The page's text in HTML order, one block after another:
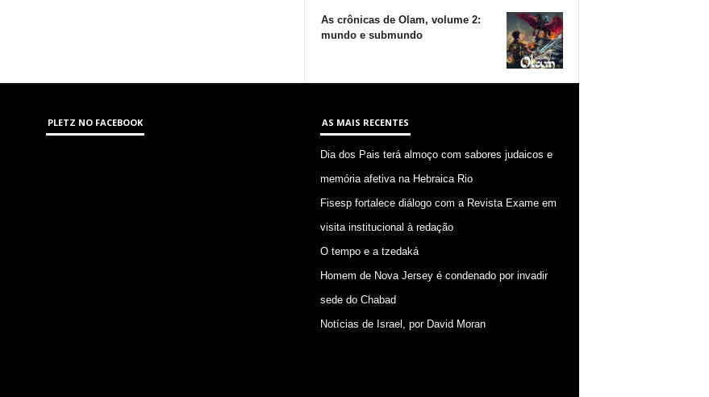
As crônicas de Olam, volume 2:
mundo e submundo
PLETZ NO FACEBOOK AS MAIS RECENTES
Dia dos Pais terá almoço com sabores judaicos e
memória afetiva na Hebraica Rio
Fisesp fortalece diálogo com a Revista Exame em
visita institucional à redação
O tempo e a tzedaká
Homem de Nova Jersey é condenado por invadir
sede do Chabad
Notícias de Israel, por David Moran